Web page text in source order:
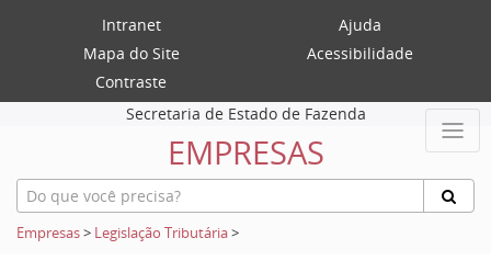
Intranet
Ajuda
Mapa do Site
Acessibilidade
Contraste
Secretaria de Estado de Fazenda
EMPRESAS
Empresas> Legislação Tributária>